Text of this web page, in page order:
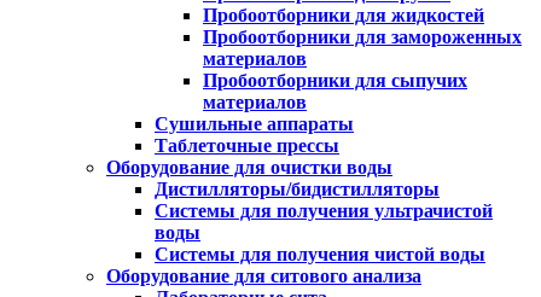
Пробоотборники для жидкостей
Пробоотборники для замороженных
материалов
Пробоотборники для сыпучих
материалов
Сушильные аппараты
Таблеточные прессы
Оборудование для очистки воды
Дистилляторы/бидистилляторы
Системы для получения ультрачистой
воды
Системы для получения чистой воды
Оборудование для ситового анализа